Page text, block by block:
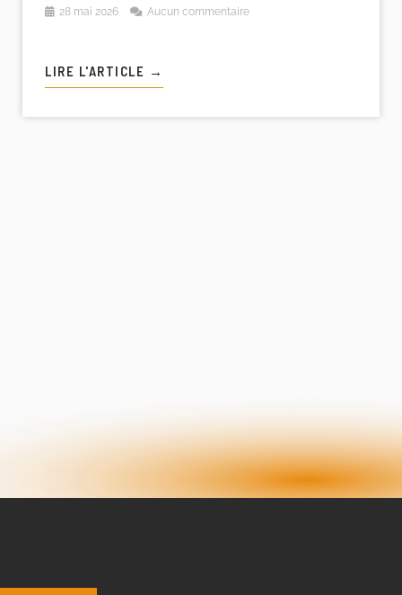
28 mai 2026
Aucun commentaire
LIRE L'ARTICLE →